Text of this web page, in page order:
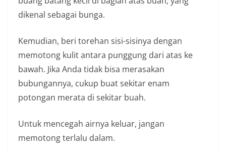
dikenal sebagai bunga.
Kemudian, beri torehan sisi-sisinya dengan
memotong kulit antara punggung dari atas ke
bawah. Jika Anda tidak bisa merasakan
bubungannya, cukup buat sekitar enam
potongan merata di sekitar buah.
Untuk mencegah airnya keluar, jangan
memotong terlalu dalam.